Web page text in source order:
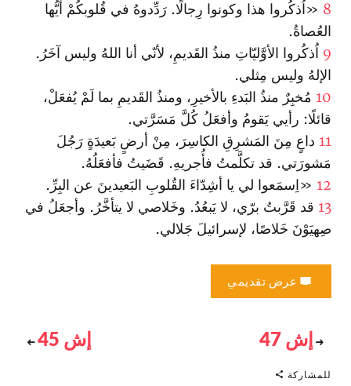
8 «اُذكُروا هذا وكونوا رِجالًا. رَدِّدوهُ في قُلوبكُمْ أيُّها
العُصاةُ.
9 اُذكُروا الأوَّليّاتِ منذُ القَديمِ، لأنّي أنا اللهُ وليس آخَرُ.
الإلهُ وليس مِثلي.
10 مُخبِرٌ منذُ البَدءِ بالأخيرِ، ومنذُ القَديمِ بما لَمْ يُفعَلْ،
قائلًا: رأيي يَقومُ وأفعَلُ كُلَّ مَسَرَّتي.
11 داعٍ مِنَ المَشرِقِ الكاسِرَ، مِنْ أرضٍ بَعيدَةٍ رَجُلَ
مَشورَتي. قد تكلَّمتُ فأُجريهِ. قَضَيتُ فأفعَلُهُ.
12 «اِسمَعوا لي يا أشِدّاءَ القُلوبِ البَعيدينَ عن البِرِّ.
13 قد قَرَّبتُ برّي، لا يَبعُدُ. وخَلاصي لا يتأخَّرُ. وأجعَلُ في
صِهيَوْنَ خَلاصًا، لإسرائيلَ جَلالي.
عرض تقديمي
إش 47 إش 45
للمشاركة